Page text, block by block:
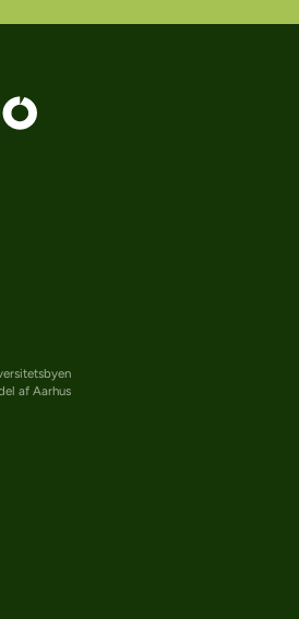
af Aarhus